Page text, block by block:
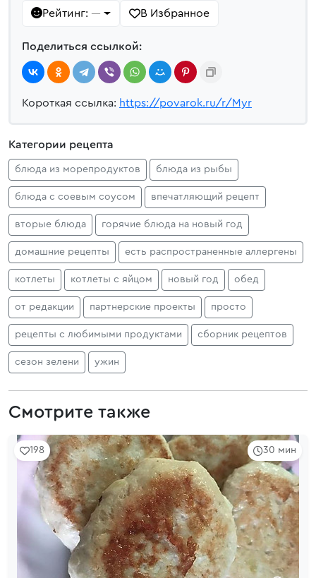
Рейтинг: — В Избранное
Поделиться ссылкой:
Короткая ссылка: https://povarok.ru/r/Myr
Категории рецепта
блюда из морепродуктов блюда из рыбы
блюда с соевым соусом впечатляющий рецепт
вторые блюда горячие блюда на новый год
домашние рецепты есть распространенные аллергены
котлеты котлеты с яйцом новый год обед
от редакции партнерские проекты просто
рецепты с любимыми продуктами сборник рецептов
сезон зелени ужин
Смотрите также
30 мин
198